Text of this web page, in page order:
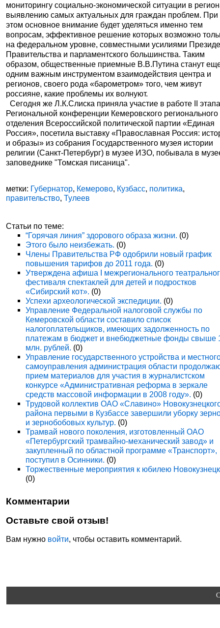
мониторингу социально-экономической ситуации в
выявлению самых актуальных для граждан проблем. При
этом основное внимание будет уделяться именно тем
вопросам, эффективное решение которых возможно
на федеральном уровне, совместными усилиями
Правительства и парламентского большинства. Таким
образом, общественные приемные В.В.Путина станут
одним важным инструментом взаимодействия центра и
регионов, своего рода «барометром» того, чем живут
россияне, какие проблемы их волнуют.
Сегодня же Л.К.Слиска приняла участие в работе II
Региональной конференции Кемеровского регионального
отделения Всероссийской политической партии «Единая
Россия», посетила выставку «Православная Россия:
и образы» из собрания Государственного музея истории
религии (Санкт-Петербург) в музее ИЗО, побывала в
заповеднике "Томская писаница".
метки: Губернатор, Кемерово, Кузбасс, политика,
правительство,Тулеев
Статьи по теме:
“Горячая линия” здорового образа жизни. (0)
Этого было неизбежать. (0)
Члены Правительства РФ одобрили новый график
повышения тарифов до 2011 года. (0)
Утверждена афиша I межрегионального
фестиваля спектаклей для детей и подростков
«Сибирский кот». (0)
Успехи археологической экспедиции. (0)
Управление Федеральной налоговой службы по
Кемеровской области составило список
налогоплательщиков, имеющих задолженность по
платежам в бюджет и внебюджетные фонды свыше
млн. рублей. (0)
Управление государственного устройства и
самоуправления администрация области
прием материалов для участия в журналистском
конкурсе «Административная реформа в зеркале
средств массовой информации в 2008 году». (0)
Трудовой коллектив ОАО «Славино»
района первыми в Кузбассе завершили уборку
и зернобобовых культур. (0)
Трамвай нового поколения, изготовленный ОАО
«Петербургский трамвайно-механический завод» и
закупленный по областной программе «Транспорт»,
поступил в Осинники. (0)
Торжественные мероприятия к юбилею
(0)
Комментарии
Оставьте свой отзыв!
Вам нужно войти, чтобы оставить комментарий.